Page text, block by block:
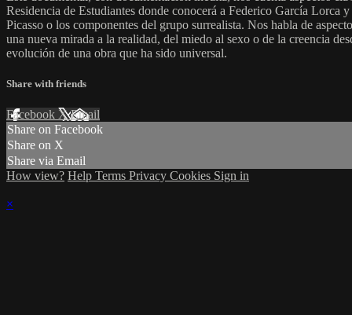
Residencia de Estudiantes donde conocerá a Federico García Lorca
Picasso o los componentes del grupo surrealista. Nos habla de
una nueva mirada a la realidad, del miedo al sexo o de la creencia
evolución de una obra que ha sido universal.
Share with friends
Facebook XEmail
Share on Facebook
Share on X
Share via Email
How view? Help Terms Privacy Cookies Sign in
×